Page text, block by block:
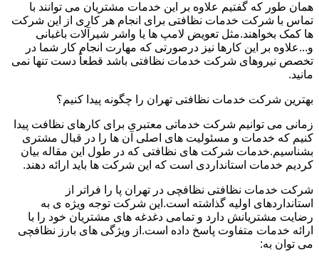
همان طور که گفتیم علاوه بر این خدمات مشتریان می توانند با
تماس با شرکت خدمات نظافتی برای انجام هر کاری از این شرکت
ها کمک بخواهند.مثل تعویض لامپ ها یا واشر شیرآلات باغبانی
و...علاوه بر این کارها نیز درصورتی که مهارت انجام کار شما در
تخصص نیروهای شرکت خدمات نظافتی باشد قطعاً دست تنها نمی
مانید.
بهترین شرکت خدمات نظافتی تهران را چگونه پیدا کنیم؟
زمانی می توانیم شرکت خدماتی معتبری برای کارهای نظافت پیدا
کنیم که خدمات و مسئولیت های اصلی آن ها را در قبال مشتری
بشناسیم.خدمات شرکت های نظافتی که در طول این مقاله بیان
کردیم خدمات استانداردی است که این شرکت ها باید ارائه دهند.
شرکت خدمات نظافتی نظافچی در تهران پا را فراتر از
استانداردهای اولیه گذاشته است.این شرکت توجه ویژه ی به
رضایت مشتریانش دارد و تمامی دغدغه های مشتریان خود را با
ارائه خدمات متفاوت پاسخ داده است.از ویژگی های بارز نظافچی
می توان به: